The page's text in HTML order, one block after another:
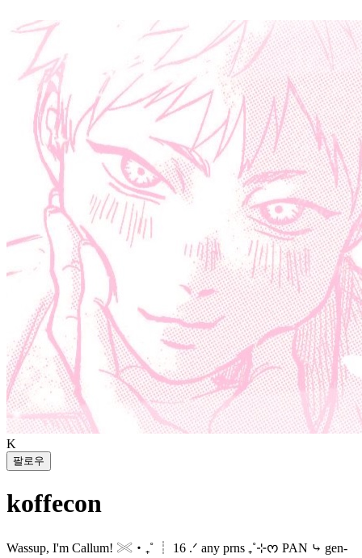
K
팔로우
koffecon
Wassup, I'm Callum! 𓏵‧₊˚ ┊ 16 .ᐟ any prns ₊˚⊹ᰔ PAN ⤷ gen-